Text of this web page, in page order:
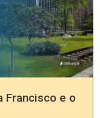
Francisco e o